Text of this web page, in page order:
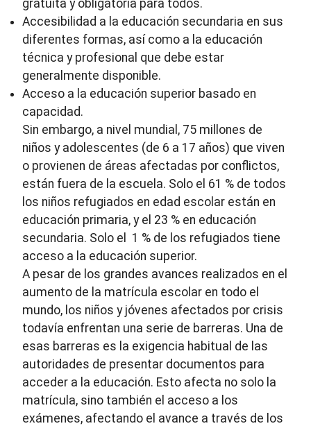
gratuita y obligatoria para todos.
Accesibilidad a la educación secundaria en sus
diferentes formas, así como a la educación
técnica y profesional que debe estar
generalmente disponible.
Acceso a la educación superior basado en
capacidad.
Sin embargo, a nivel mundial, 75 millones de
niños y adolescentes (de 6 a 17 años) que viven
o provienen de áreas afectadas por conflictos,
están fuera de la escuela. Solo el 61 % de todos
los niños refugiados en edad escolar están en
educación primaria, y el 23 % en educación
secundaria. Solo el 1 % de los refugiados tiene
acceso a la educación superior.
A pesar de los grandes avances realizados en el
aumento de la matrícula escolar en todo el
mundo, los niños y jóvenes afectados por crisis
todavía enfrentan una serie de barreras. Una de
esas barreras es la exigencia habitual de las
autoridades de presentar documentos para
acceder a la educación. Esto afecta no solo la
matrícula, sino también el acceso a los
exámenes, afectando el avance a través de los